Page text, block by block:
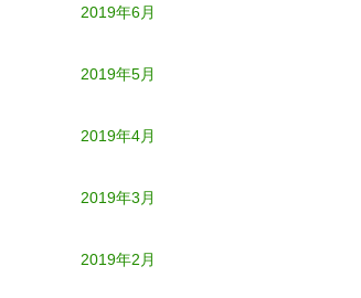
2019年6月
2019年5月
2019年4月
2019年3月
2019年2月